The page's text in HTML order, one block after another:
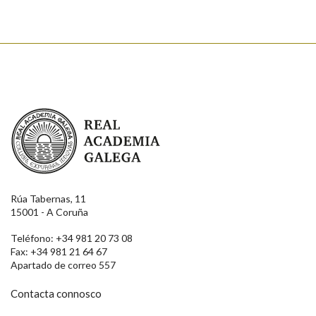
Real Academia Galega
Rúa Tabernas, 11
15001 - A Coruña
Teléfono: +34 981 20 73 08
Fax: +34 981 21 64 67
Apartado de correo 557
Contacta connosco